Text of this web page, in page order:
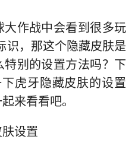
作战中会看到很多玩
识，那这个隐藏皮肤是
别的设置方法吗？下
虎牙隐藏皮肤的设置
来看看吧。
设置